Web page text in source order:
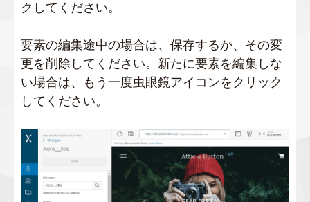
クしてください。
要素の編集途中の場合は、保存するか、その変
更を削除してください。新たに要素を編集しな
い場合は、もう一度虫眼鏡アイコンをクリック
してください。